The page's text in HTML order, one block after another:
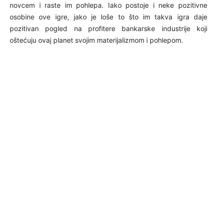
novcem i raste im pohlepa. Iako postoje i neke pozitivne
osobine ove igre, jako je loše to što im takva igra daje
pozitivan pogled na profitere bankarske industrije koji
oštećuju ovaj planet svojim materijalizmom i pohlepom.